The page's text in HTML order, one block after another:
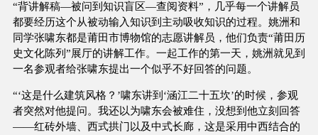
“背讲解稿—被问到知识盲区—查阅资料”，几乎每一个讲解员
都要经历这个从被动输入知识到主动吸收知识的过程。姚洲和
同学张啸东都是莆田市博物馆的志愿讲解员，他们负责“莆田历
史文化陈列”展厅的讲解工作。一起工作的第一天，姚洲就见到
一名参观者给张啸东提出一个似乎不好回答的问题。
“‘这是什么建筑风格？’啸东讲到‘涵江二十五坎’的时候，参观
者突然对他提问。我还以为啸东会被难住，没想到他立刻回答
——红砖外墙、西式拱门以及中式长廊，这是采用中西结合的